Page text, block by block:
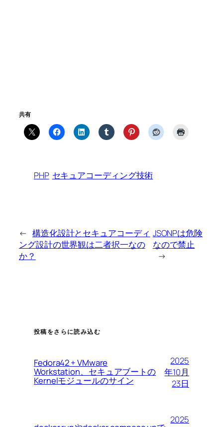
共有
PHP セキュアコーディング技術
← 構造化設計とセキュアコーディ
ング設計の世界観は二者択一なの
か？
JSONPは危険
なので禁止
→
投稿をさらに読み込む
Fedora42 + VMware
Workstation、セキュアブートの
Kernelモジュールのサイン
2025
年10月
23日
2025